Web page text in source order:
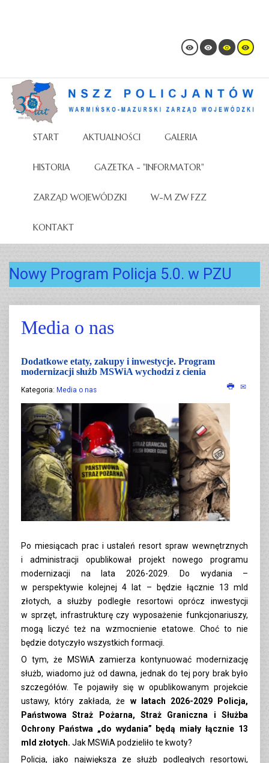
START AKTUALNOŚCI GALERIA
HISTORIA GAZETKA - "INFORMATOR"
ZARZĄD WOJEWÓDZKI W-M ZW FZZ
KONTAKT
Nowy Program Policja 5.0. w PZU
Media o nas
Dodatkowe etaty, zakupy i inwestycje. Program
modernizacji służb MSWiA wychodzi z cienia
Kategoria: Media o nas
Po miesiącach prac i ustaleń resort spraw wewnętrznych
i administracji opublikował projekt nowego programu
modernizacji na lata 2026-2029. Do wydania –
w perspektywie kolejnej 4 lat – będzie łącznie 13 mld
złotych, a służby podległe resortowi oprócz inwestycji
w sprzęt, infrastrukturę czy wyposażenie funkcjonariuszy,
mogą liczyć też na wzmocnienie etatowe. Choć to nie
będzie dotyczyło wszystkich formacji.
O tym, że MSWiA zamierza kontynuować modernizację
służb, wiadomo już od dawna, jednak do tej pory brak było
szczegółów. Te pojawiły się w opublikowanym projekcie
ustawy, który zakłada, że w latach 2026-2029 Policja,
Państwowa Straż Pożarna, Straż Graniczna i Służba
Ochrony Państwa „do wydania” będą miały łącznie 13
mld złotych. Jak MSWiA podzieliło te kwoty?
Policja, jako największa ze służb podległych resortowi,